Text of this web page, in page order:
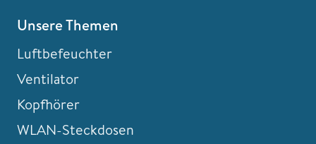
Unsere Themen
Luftbefeuchter
Ventilator
Kopfhörer
WLAN-Steckdosen